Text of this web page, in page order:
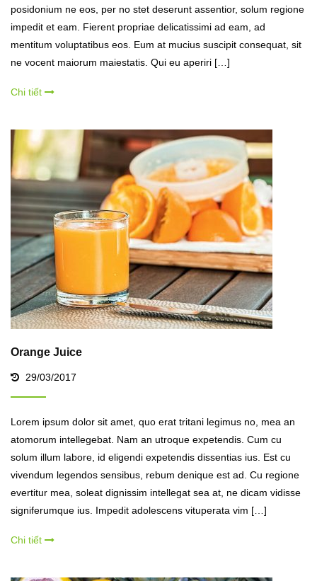
posidonium ne eos, per no stet deserunt assentior, solum regione
impedit et eam. Fierent propriae delicatissimi ad eam, ad
mentitum voluptatibus eos. Eum at mucius suscipit consequat, sit
ne vocent maiorum maiestatis. Qui eu aperiri […]
Chi tiết
Orange Juice
29/03/2017
Lorem ipsum dolor sit amet, quo erat tritani legimus no, mea an
atomorum intellegebat. Nam an utroque expetendis. Cum cu
solum illum labore, id eligendi expetendis dissentias ius. Est cu
vivendum legendos sensibus, rebum denique est ad. Cu regione
evertitur mea, soleat dignissim intellegat sea at, ne dicam vidisse
signiferumque ius. Impedit adolescens vituperata vim […]
Chi tiết